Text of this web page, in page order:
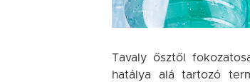
Tavaly ősztől
hatálya alá tartozó